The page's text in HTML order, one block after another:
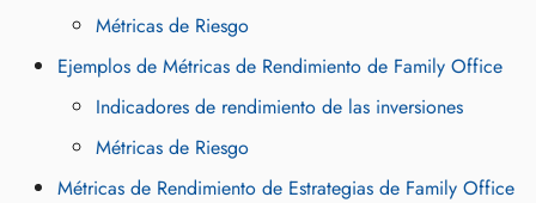
Métricas de Riesgo
Ejemplos de Métricas de Rendimiento de Family Office
Indicadores de rendimiento de las inversiones
Métricas de Riesgo
Métricas de Rendimiento de Estrategias de Family Office